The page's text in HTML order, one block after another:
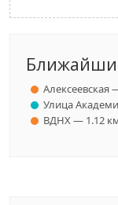
Алексеевская
Улица
ВДНХ — 1.12